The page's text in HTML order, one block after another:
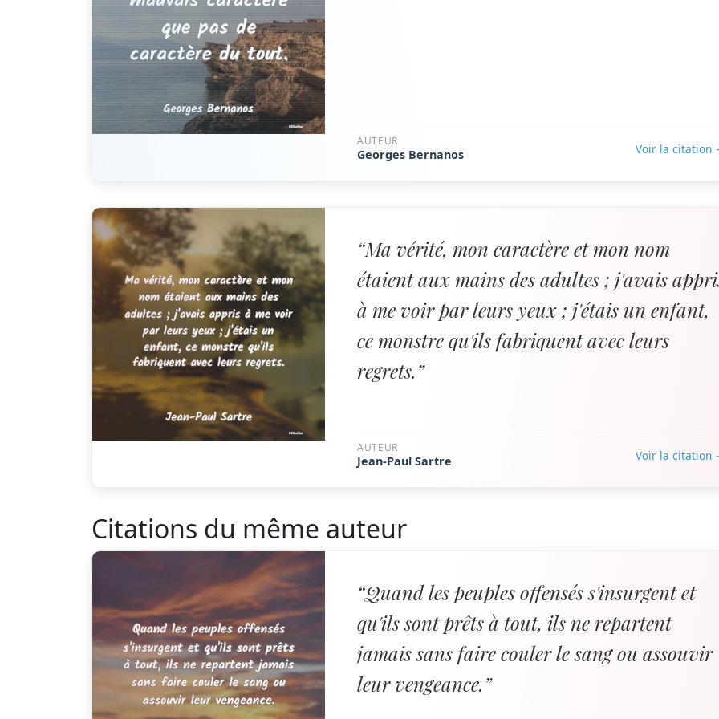
AUTEUR
Georges Bernanos Voir la citation
“Ma vérité, mon caractère et mon nom
étaient aux mains des adultes ; j'avais
à me voir par leurs yeux ; j'étais un enfant,
ce monstre qu'ils fabriquent avec leurs
regrets.”
AUTEUR
Jean-Paul Sartre Voir la citation
Citations du même auteur
“Quand les peuples offensés s'insurgent et
qu'ils sont prêts à tout, ils ne repartent
jamais sans faire couler le sang ou assouvir
leur vengeance.”